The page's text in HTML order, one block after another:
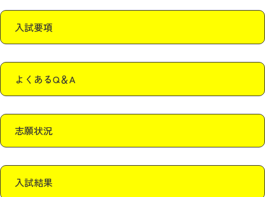
入試要項
よくあるQ＆A
志願状況
入試結果